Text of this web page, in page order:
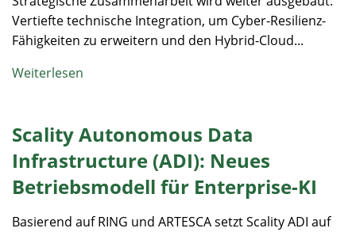
Vertiefte technische Integration, um Cyber-Resilienz-
Fähigkeiten zu erweitern und den Hybrid-Cloud...
Weiterlesen
Scality Autonomous Data
Infrastructure (ADI): Neues
Betriebsmodell für Enterprise-KI
Basierend auf RING und ARTESCA setzt Scality ADI auf